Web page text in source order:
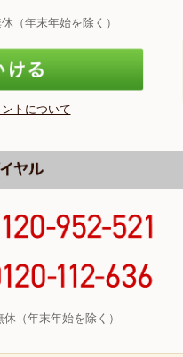
（年末年始を除く）
トについて
（年末年始を除く）